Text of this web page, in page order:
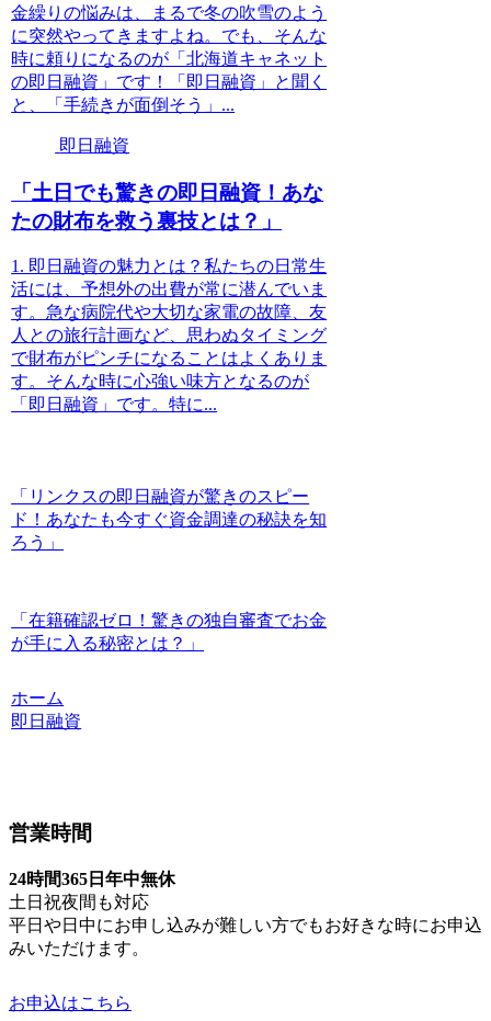
金繰りの悩みは、まるで冬の吹雪のよう
に突然やってきますよね。でも、そんな
時に頼りになるのが「北海道キャネット
の即日融資」です！「即日融資」と聞く
と、「手続きが面倒そう」...
即日融資
「土日でも驚きの即日融資！あな
たの財布を救う裏技とは？」
1. 即日融資の魅力とは？私たちの日常生
活には、予想外の出費が常に潜んでいま
す。急な病院代や大切な家電の故障、友
人との旅行計画など、思わぬタイミング
で財布がピンチになることはよくありま
す。そんな時に心強い味方となるのが
「即日融資」です。特に...
「リンクスの即日融資が驚きのスピー
ド！あなたも今すぐ資金調達の秘訣を知
ろう」
「在籍確認ゼロ！驚きの独自審査でお金
が手に入る秘密とは？」
ホーム
即日融資
営業時間
24時間365日年中無休
土日祝夜間も対応
平日や日中にお申し込みが難しい方でもお好きな時にお申込
みいただけます。
お申込はこちら